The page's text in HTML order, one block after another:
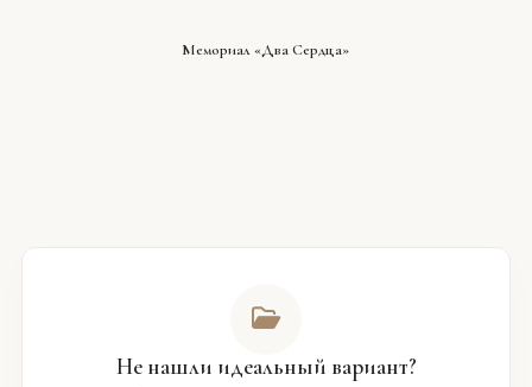
Мемориал «Два Сердца»
Не нашли идеальный вариант?